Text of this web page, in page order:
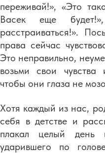
переживай!», «Это
Васек еще
расстраиваться!».
права сейчас
Это неправильно,
возьми свои
чтобы они глаза не
Хотя каждый из нас,
себя в детстве и
плакал целый день
ударившего по